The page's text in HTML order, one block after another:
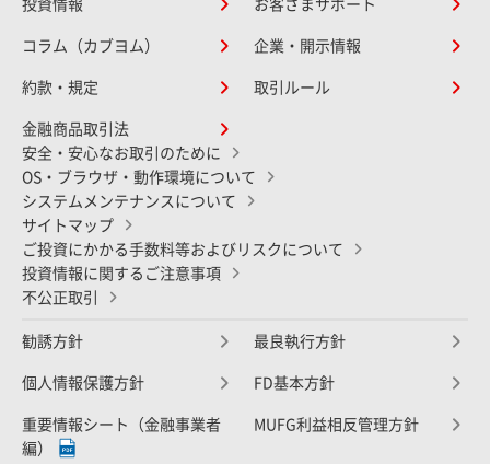
投資情報 お客さまサポート
コラム（カブヨム） 企業・開示情報
約款・規定 取引ルール
金融商品取引法
安全・安心なお取引のために
OS・ブラウザ・動作環境について
システムメンテナンスについて
サイトマップ
ご投資にかかる手数料等およびリスクについて
投資情報に関するご注意事項
不公正取引
勧誘方針 最良執行方針
個人情報保護方針 FD基本方針
重要情報シート（金融事業者
編）
MUFG利益相反管理方針